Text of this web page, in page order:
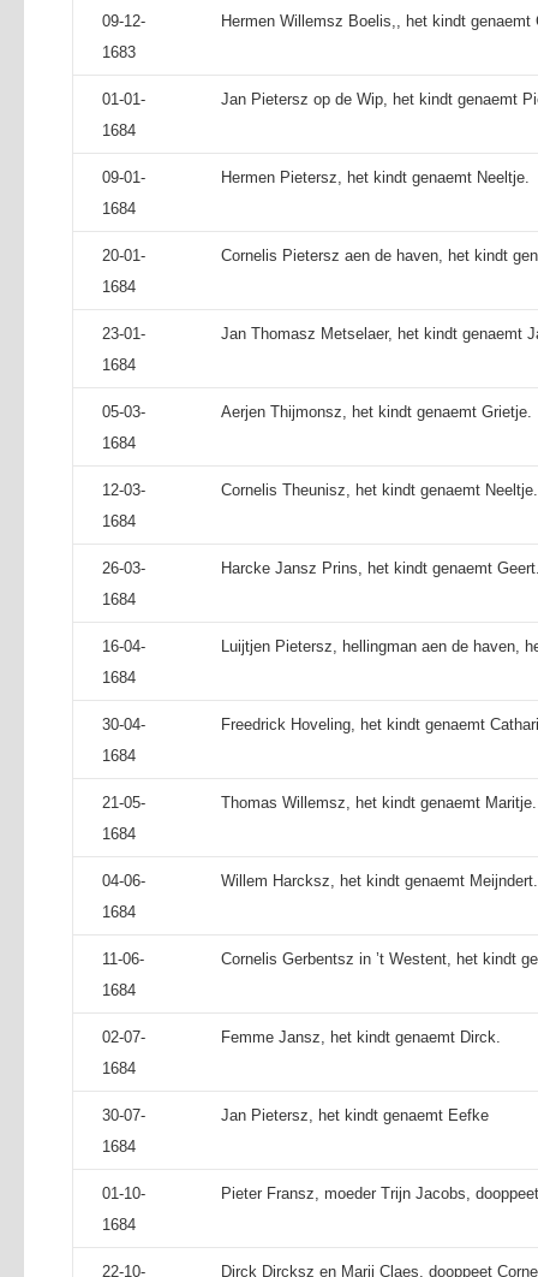
09-12-
1683
Hermen Willemsz Boelis,, het kindt genaemt
01-01-
1684
Jan Pietersz op de Wip, het kindt genaemt
09-01-
1684
Hermen Pietersz, het kindt genaemt Neeltje.
20-01-
1684
Cornelis Pietersz aen de haven, het kindt
23-01-
1684
Jan Thomasz Metselaer, het kindt genaemt
05-03-
1684
Aerjen Thijmonsz, het kindt genaemt Grietje.
12-03-
1684
Cornelis Theunisz, het kindt genaemt Neeltje.
26-03-
1684
Harcke Jansz Prins, het kindt genaemt
16-04-
1684
Luijtjen Pietersz, hellingman aen de haven,
30-04-
1684
Freedrick Hoveling, het kindt genaemt
21-05-
1684
Thomas Willemsz, het kindt genaemt Maritje.
04-06-
1684
Willem Harcksz, het kindt genaemt Meijndert.
11-06-
1684
Cornelis Gerbentsz in ’t Westent, het kindt
02-07-
1684
Femme Jansz, het kindt genaemt Dirck.
30-07-
1684
Jan Pietersz, het kindt genaemt Eefke
01-10-
1684
Pieter Fransz, moeder Trijn Jacobs,
22-10-
Dirck Dircksz en Marij Claes, dooppeet